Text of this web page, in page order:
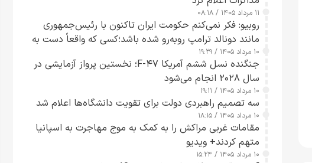
۱۱ مرداد ۱۴۰۵ / ۰۸:۱۸
روبیو: فکر نمی‌کنم حکومت ایران تاکنون با رئیس‌جمهوری
مانند دونالد ترامپ روبه‌رو شده باشد؛کسی که واقعاً دست به
اقدام می‌زند
۱۰ مرداد ۱۴۰۵ / ۱۹:۲۹
جنگنده نسل ششم آمریکا F-۴۷؛ نخستین پرواز آزمایشی در
سال ۲۰۲۸ انجام می‌شود
۱۰ مرداد ۱۴۰۵ / ۱۹:۱۱
سه تصمیم راهبردی دولت برای تقویت دانشگاه‌ها اعلام شد
۱۰ مرداد ۱۴۰۵ / ۱۸:۱۵
مقامات غربی مراکش را به کمک به موج مهاجرت به اسپانیا
متهم کردند+ ویدیو
۱۰ مرداد ۱۴۰۵ / ۱۵:۲۴